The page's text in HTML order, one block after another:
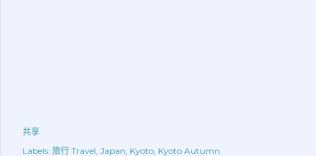
共享
Labels: 旅行 Travel Japan Kyoto Kyoto Autumn